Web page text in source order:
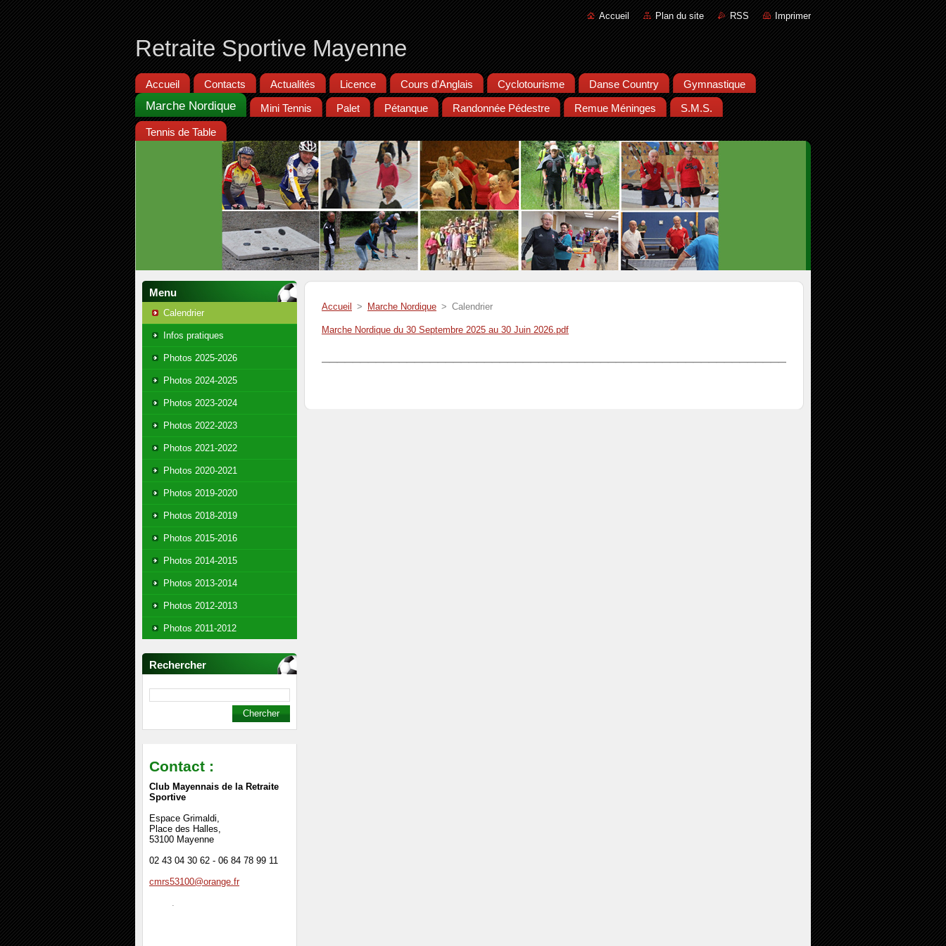
Accueil Plan du site RSS Imprimer
Retraite Sportive Mayenne
Accueil Contacts Actualités Licence Cours d'Anglais Cyclotourisme Danse Country Gymnastique
Marche Nordique Mini Tennis Palet Pétanque Randonnée Pédestre Remue Méninges S.M.S.
Tennis de Table
Menu
Calendrier
Infos pratiques
Photos 2025-2026
Photos 2024-2025
Photos 2023-2024
Photos 2022-2023
Photos 2021-2022
Photos 2020-2021
Photos 2019-2020
Photos 2018-2019
Photos 2015-2016
Photos 2014-2015
Photos 2013-2014
Photos 2012-2013
Photos 2011-2012
Rechercher
Contact :
Club Mayennais de la Retraite
Sportive
Espace Grimaldi,
Place des Halles,
53100 Mayenne
02 43 04 30 62 - 06 84 78 99 11
cmrs53100@orange.fr
.
Accueil > Marche Nordique > Calendrier
Marche Nordique du 30 Septembre 2025 au 30 Juin 2026.pdf